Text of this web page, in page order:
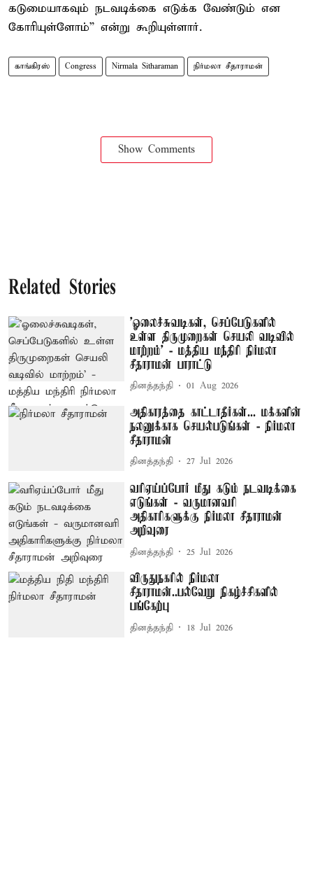
கடுமையாகவும் நடவடிக்கை எடுக்க வேண்டும் என
கோரியுள்ளோம்” என்று கூறியுள்ளார்.
காங்கிரஸ் Congress Nirmala Sitharaman நிர்மலா சீதாராமன்
Show Comments
Related Stories
'ஓலைச்சுவடிகள், செப்பேடுகளில்
உள்ள திருமுறைகள் செயலி வடிவில்
மாற்றம்' - மத்திய மந்திரி நிர்மலா
சீதாராமன் பாராட்டு
தினத்தந்தி 01 Aug 2026
அதிகாரத்தை காட்டாதீர்கள்... மக்களின்
நலனுக்காக செயல்படுங்கள் - நிர்மலா
சீதாராமன்
தினத்தந்தி 27 Jul 2026
வரிஏய்ப்போர் மீது கடும் நடவடிக்கை
எடுங்கள் - வருமானவரி
அதிகாரிகளுக்கு நிர்மலா சீதாராமன்
அறிவுரை
தினத்தந்தி 25 Jul 2026
விருதுநகரில் நிர்மலா
சீதாராமன்..பல்வேறு நிகழ்ச்சிகளில்
பங்கேற்பு
தினத்தந்தி 18 Jul 2026